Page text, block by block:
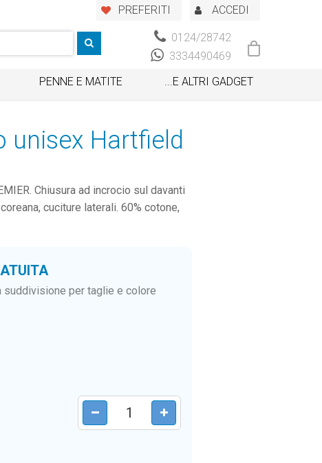
PREFERITI ACCEDI
0124/28742
3334490469
PENNE E MATITE ...E ALTRI GADGET
unisex Hartfield
Chiusura ad incrocio sul davanti
cuciture laterali. 60% cotone,
per taglie e colore